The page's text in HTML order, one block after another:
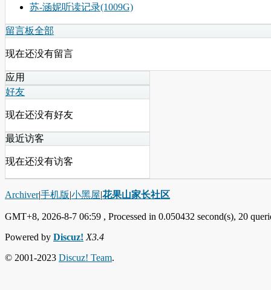
苏-涵妮听读记录(1009G)
留言板全部
现在还没有留言
应用
好友
现在还没有好友
最近访客
现在还没有访客
Archiver|手机版|小黑屋|花果山家长社区
GMT+8, 2026-8-7 06:59 , Processed in 0.050432 second(s), 20
Powered by Discuz! X3.4
© 2001-2023 Discuz! Team.